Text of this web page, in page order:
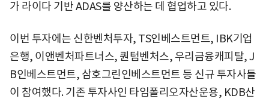
가 라이다 기반 ADAS를 양산하는 데 협업하고 있다.
이번 투자에는 신한벤처투자, TS인베스트먼트, IBK기업
은행, 이앤벤처파트너스, 퀀텀벤처스, 우리금융캐피탈, J
B인베스트먼트, 삼호그린인베스트먼트 등 신규 투자사들
이 참여했다. 기존 투자사인 타임폴리오자산운용, KDB산